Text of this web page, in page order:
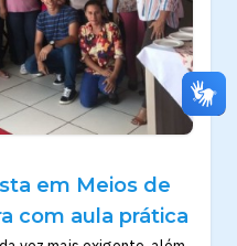
em Meios de
com aula prática